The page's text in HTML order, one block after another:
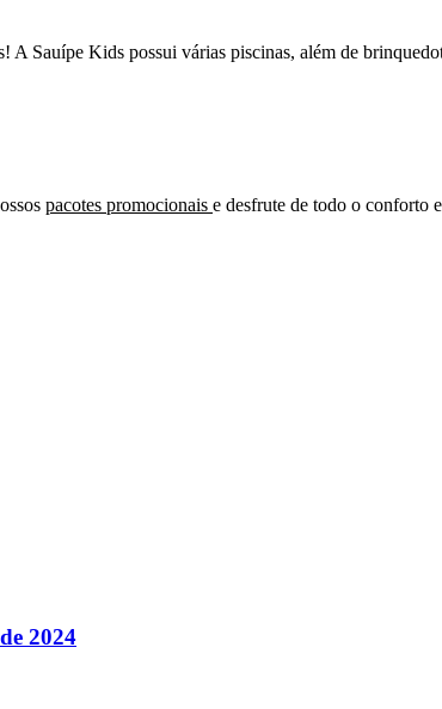
A Sauípe Kids possui várias piscinas, além de
pacotes promocionais e desfrute de todo o conforto
2024